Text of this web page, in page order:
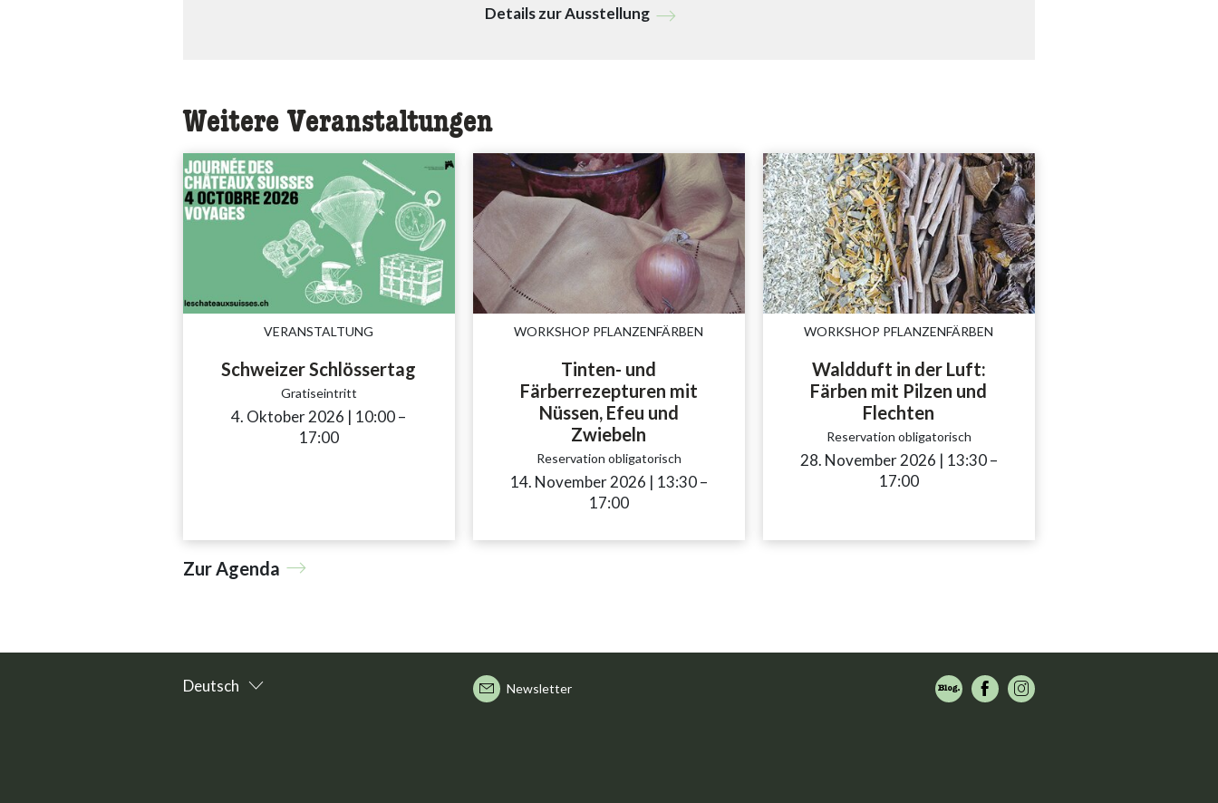
Details zur Ausstellung
Weitere Veranstaltungen
VERANSTALTUNG
Schweizer Schlössertag
Gratiseintritt
4. Oktober 2026 | 10:00accessibility.time_to
–
17:00
WORKSHOP PFLANZENFÄRBEN
Tinten- und
Färberrezepturen mit
Nüssen, Efeu und
Zwiebeln
Reservation obligatorisch
14. November 2026 | 13:30accessibility.time_to
–
17:00
WORKSHOP PFLANZENFÄRBEN
Waldduft in der Luft:
Färben mit Pilzen und
Flechten
Reservation obligatorisch
28. November 2026 | 13:30accessibility.time_to
–
17:00
Zur Agenda
Deutsch Newsletter